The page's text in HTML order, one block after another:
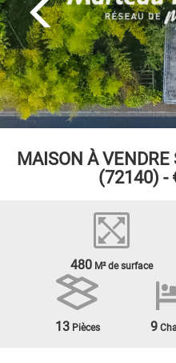
MAISON À VENDRE
(72140) -
480M² de surface
13Pièces 9